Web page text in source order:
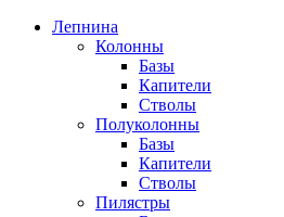
Лепнина
Колонны
Базы
Капители
Стволы
Полуколонны
Базы
Капители
Стволы
Пилястры